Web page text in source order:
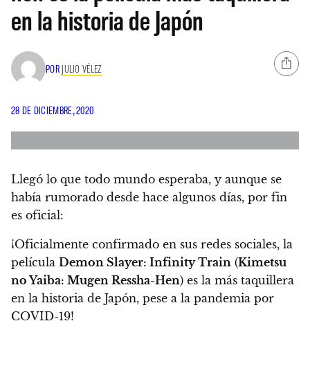
en la historia de Japón
POR JULIO VÉLEZ
28 DE DICIEMBRE, 2020
Llegó lo que todo mundo esperaba, y aunque se
había rumorado desde hace algunos días, por fin
es oficial:
¡Oficialmente confirmado en sus redes sociales, la
película Demon Slayer: Infinity Train (Kimetsu
no Yaiba: Mugen Ressha-Hen) es la más taquillera
en la historia de Japón, pese a la pandemia por
COVID-19!